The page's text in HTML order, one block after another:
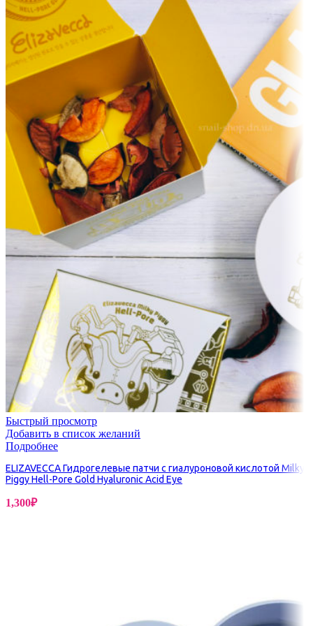
Быстрый просмотр
Добавить в список желаний
Подробнее
ELIZAVECCA Гидрогелевые патчи с гиалуроновой кислотой Milky
Piggy Hell-Pore Gold Hyaluronic Acid Eye
1,300₽